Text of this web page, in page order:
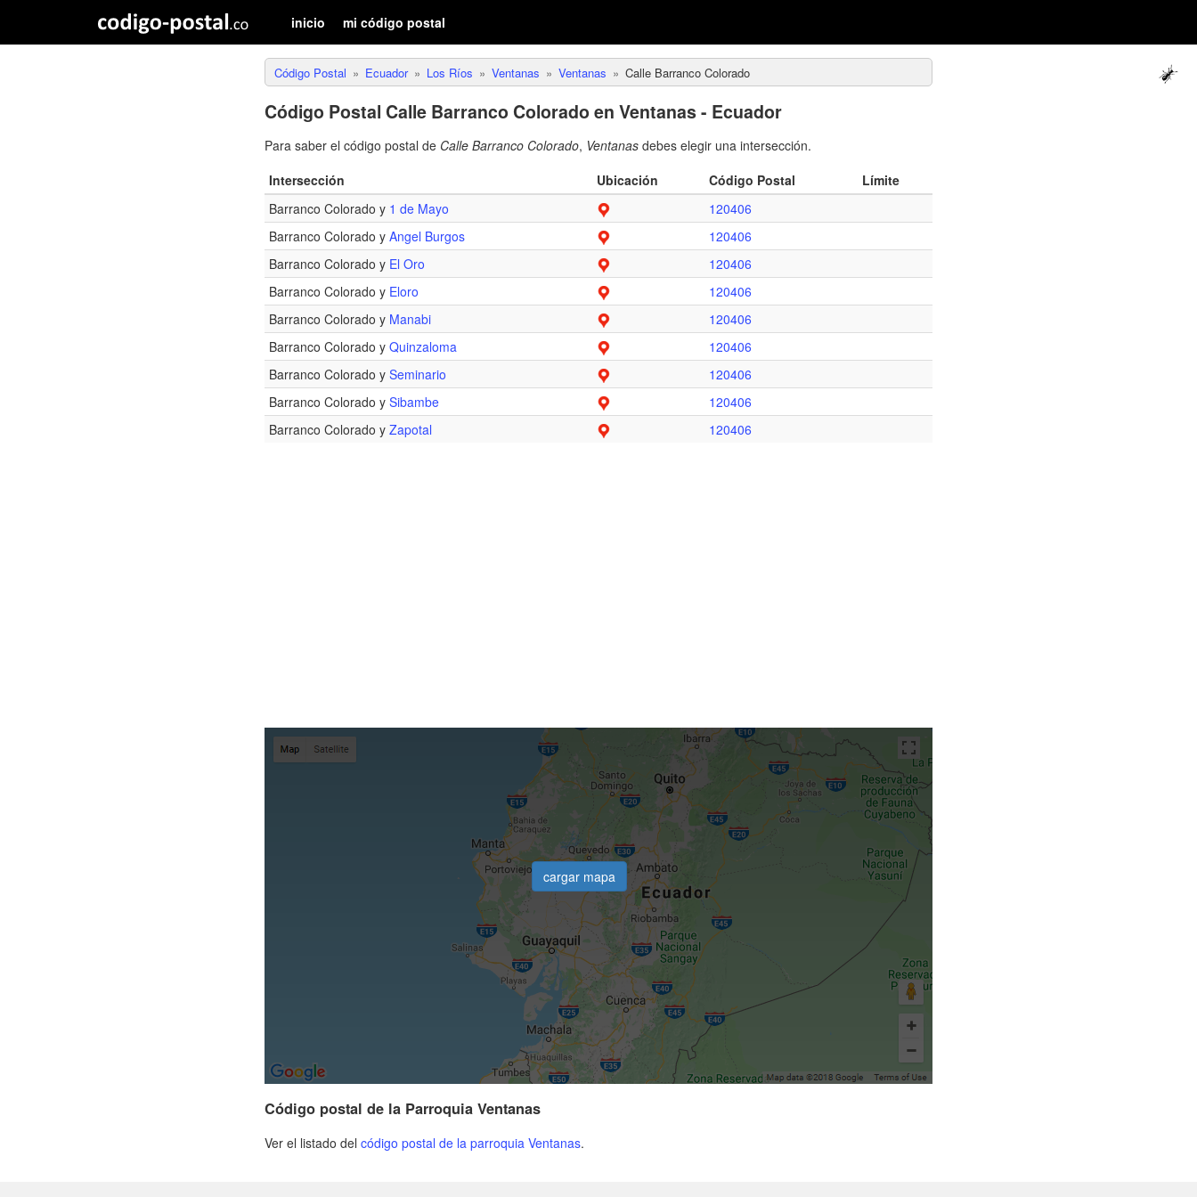
inicio mi código postal
Código Postal Ecuador Los Ríos Ventanas Ventanas Calle Barranco Colorado
Código Postal Calle Barranco Colorado en Ventanas - Ecuador
Para saber el código postal de Calle Barranco Colorado, Ventanas debes elegir una intersección.
Intersección
Ubicación Código Postal
Límite
Barranco Colorado y 1 de Mayo
120406
Barranco Colorado y Angel Burgos
120406
Barranco Colorado y El Oro
120406
Barranco Colorado y Eloro
120406
Barranco Colorado y Manabi
120406
Barranco Colorado y Quinzaloma
120406
Barranco Colorado y Seminario
120406
Barranco Colorado y Sibambe
120406
Barranco Colorado y Zapotal 120406
cargar mapa
Código postal de la Parroquia Ventanas
Ver el listado del código postal de la parroquia Ventanas.